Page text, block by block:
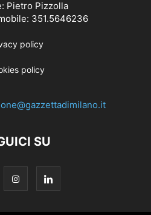
Pietro Pizzolla
351.5646236
policy
policy
SU